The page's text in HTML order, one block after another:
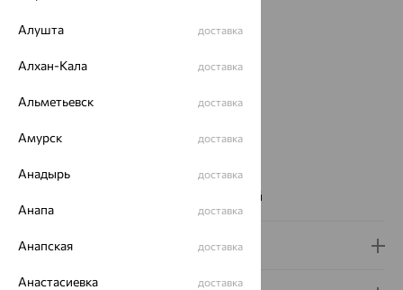
Вес:2.02 — 2.49
Цвет металла:
РОССИЯ
Вставка:
Вес металла:
Бесцветный
Доставка и оплата
Алушта доставка
Алхан-Кала доставка
Альметьевск доставка
Амурск доставка
Анадырь доставка
Анапа доставка
Анапская доставка
Анастасиевка доставка